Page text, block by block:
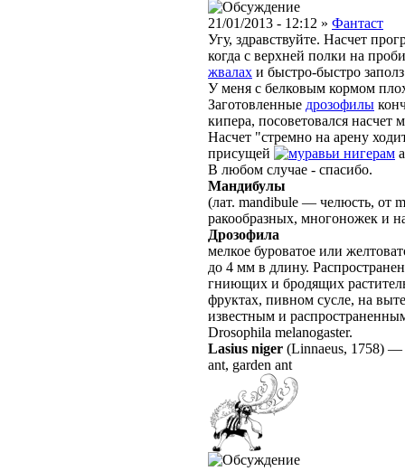
21/01/2013 - 12:12 » Фантаст
Угу, здравствуйте. Насчет
когда с верхней полки на
жвалах и быстро-быстро
У меня с белковым кормом
Заготовленные дрозофилы
кипера, посоветовался насчет
Насчет "стремно на арену
присущей
нигерам
В любом случае - спасибо.
Мандибулы
(лат. mandibule — челюсть, от
ракообразных, многоножек и
Дрозофила
мелкое буроватое или
до 4 мм в длину.
гниющих и бродящих
фруктах, пивном сусле, на
известным и
Drosophila melanogaster.
Lasius niger (Linnaeus, 1758) —
ant, garden ant